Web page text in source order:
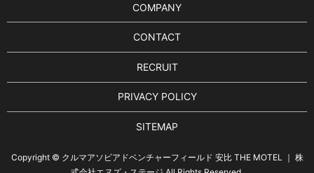
COMPANY
CONTACT
RECRUIT
PRIVACY POLICY
SITEMAP
Copyright © クルマアソビアドベンチャーフィールド 安比 THE MOTEL ｜ 株